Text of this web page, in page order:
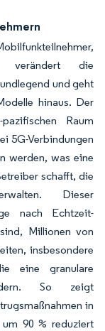
verändert die
und geht
hinaus. Der
Raum
5G-Verbindungen
werden, was eine
schafft, die
Dieser
nach Echtzeit-
Millionen von
insbesondere
eine granulare
So zeigt
in
90 % reduziert